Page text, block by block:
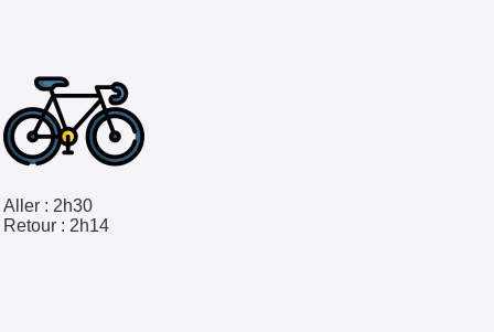
Aller : 2h30
Retour : 2h14